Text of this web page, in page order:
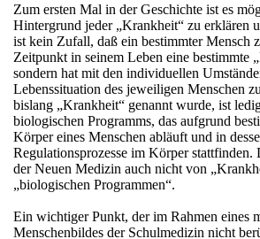
Zum ersten Mal in der Geschichte ist es
Hintergrund jeder „Krankheit“ zu erklären
ist kein Zufall, daß ein bestimmter Mensch
Zeitpunkt in seinem Leben eine bestimmte
sondern hat mit den individuellen
Lebenssituation des jeweiligen Menschen
bislang „Krankheit“ genannt wurde, ist
biologischen Programms, das aufgrund
Körper eines Menschen abläuft und in
Regulationsprozesse im Körper stattfinden.
der Neuen Medizin auch nicht von
„biologischen Programmen“.
Ein wichtiger Punkt, der im Rahmen eines
Menschenbildes der Schulmedizin nicht